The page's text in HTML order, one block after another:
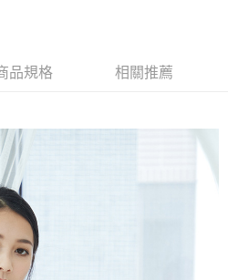
付款，方視為交易完成。
後付 」之結帳頁面顯示為準，若有關於
款等相關疑問，請聯繫「AFTEE先享後付
support/home
提供之「AFTEE先享後付」服務完成之交
個人資料，並將交易相關給付款項請求債
以下網址：
品規格 相關推薦